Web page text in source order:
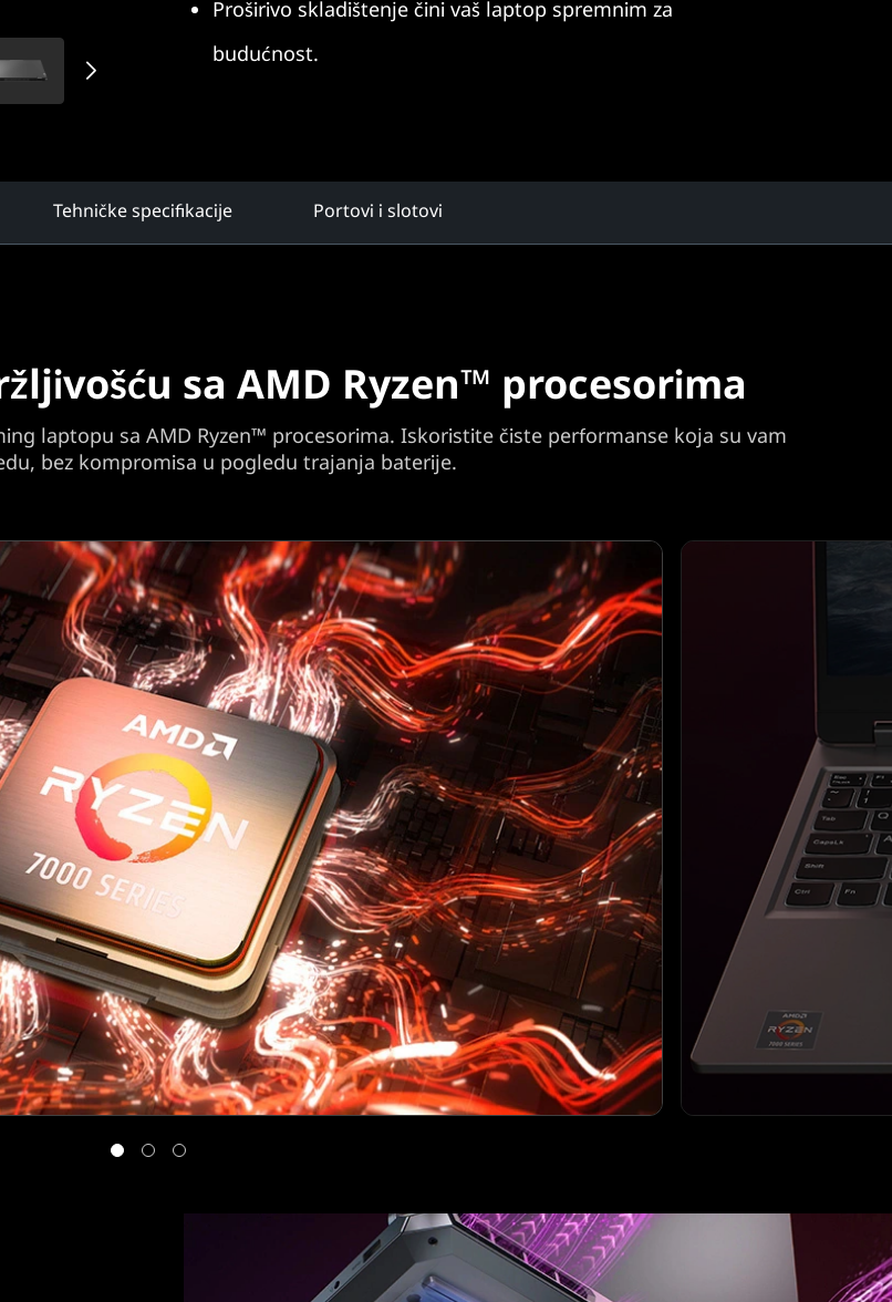
Proširivo skladištenje čini vaš laptop spremnim za
budućnost.
Tehničke specifikacije Portovi i slotovi
sa AMD Ryzen™ procesorima
laptopu sa AMD Ryzen™ procesorima. Iskoristite čiste performanse koja su vam
bez kompromisa u pogledu trajanja baterije.